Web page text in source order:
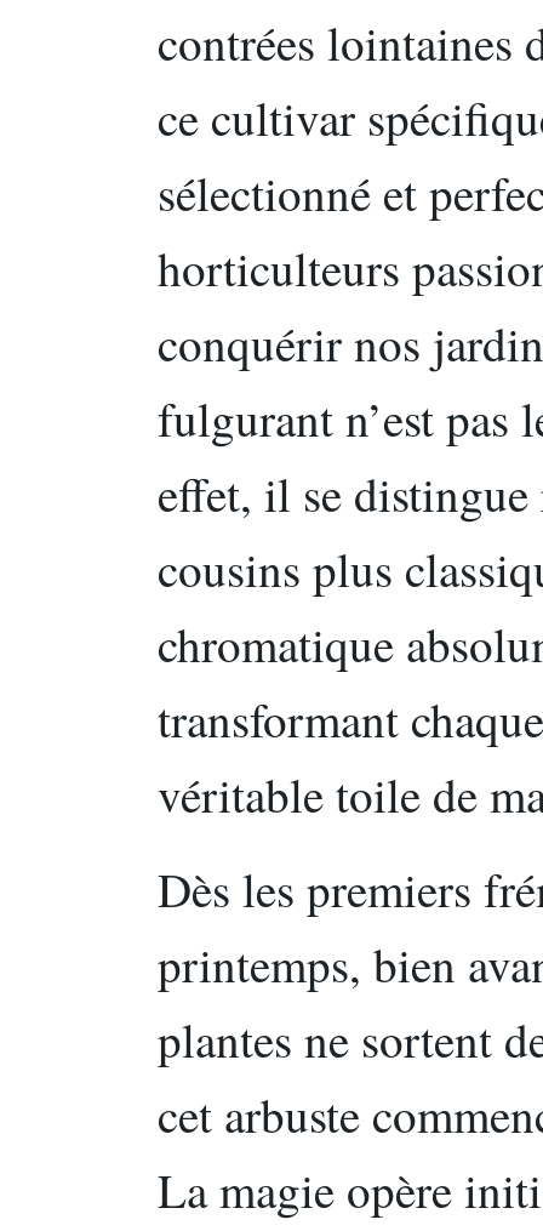
contrées lointaines
ce cultivar
sélectionné et
horticulteurs
conquérir nos
fulgurant n’est pas
effet, il se distingue
cousins plus
chromatique
transformant
véritable toile de
Dès les premiers
printemps, bien
plantes ne sortent
cet arbuste
La magie opère